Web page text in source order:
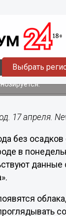
Выбрать
и до
Нижнем
17 апреля.
без
в
данные